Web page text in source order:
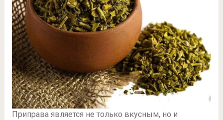
Приправа является не только вкусным, но и